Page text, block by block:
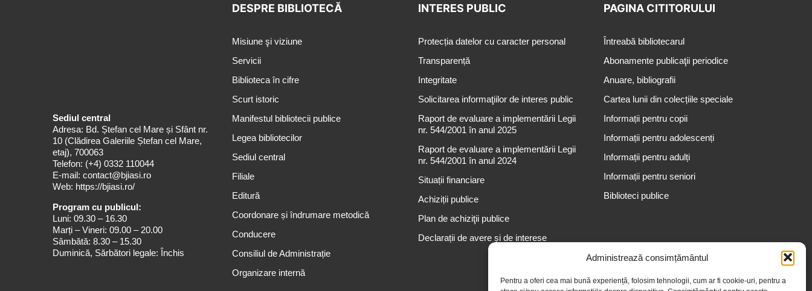
Administrează consimțământul
Pentru a oferi cea mai bună experiență, folosim tehnologii, cum ar fi cookie-uri, pentru a
Sediul central
Adresa: Bd. Ștefan cel Mare și Sfânt nr.
10 (Clădirea Galeriile Ștefan cel Mare,
etaj), 700063
Telefon: (+4) 0332 110044
E-mail: contact@bjiasi.ro
Web: https://bjiasi.ro/
Program cu publicul:
Luni: 09.30 – 16.30
Marți – Vineri: 09.00 – 20.00
Sâmbătă: 8.30 – 15.30
Duminică, Sărbători legale: Închis
DESPRE BIBLIOTECĂ
Misiune şi viziune
Servicii
Biblioteca în cifre
Scurt istoric
Manifestul bibliotecii publice
Legea bibliotecilor
Sediul central
Filiale
Editură
Coordonare și îndrumare metodică
Conducere
Consiliul de Administrație
Organizare internă
INTERES PUBLIC
Protecția datelor cu caracter personal
Transparență
Integritate
Solicitarea informaţiilor de interes public
Raport de evaluare a implementării Legii
nr. 544/2001 în anul 2025
Raport de evaluare a implementării Legii
nr. 544/2001 în anul 2024
Situații financiare
Achiziții publice
Plan de achiziţii publice
Declarații de avere și de interese
PAGINA CITITORULUI
Întreabă bibliotecarul
Abonamente publicaţii periodice
Anuare, bibliografii
Cartea lunii din colecțiile speciale
Informații pentru copii
Informații pentru adolescenți
Informații pentru adulți
Informații pentru seniori
Biblioteci publice